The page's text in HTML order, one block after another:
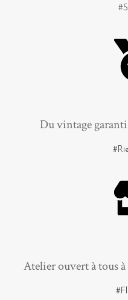
Du vintage
Atelier ouvert à tous